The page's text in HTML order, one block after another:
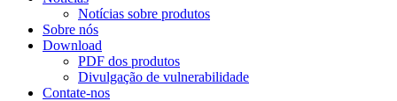
Notícias sobre produtos
Sobre nós
Download
PDF dos produtos
Divulgação de vulnerabilidade
Contate-nos